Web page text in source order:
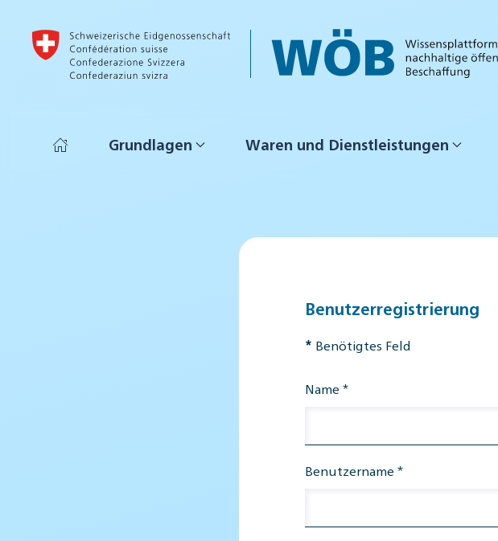
Skip to main content
Grundlagen Waren und Dienstleistungen
Benutzerregistrierung
* Benötigtes Feld
Name *
Benutzername *